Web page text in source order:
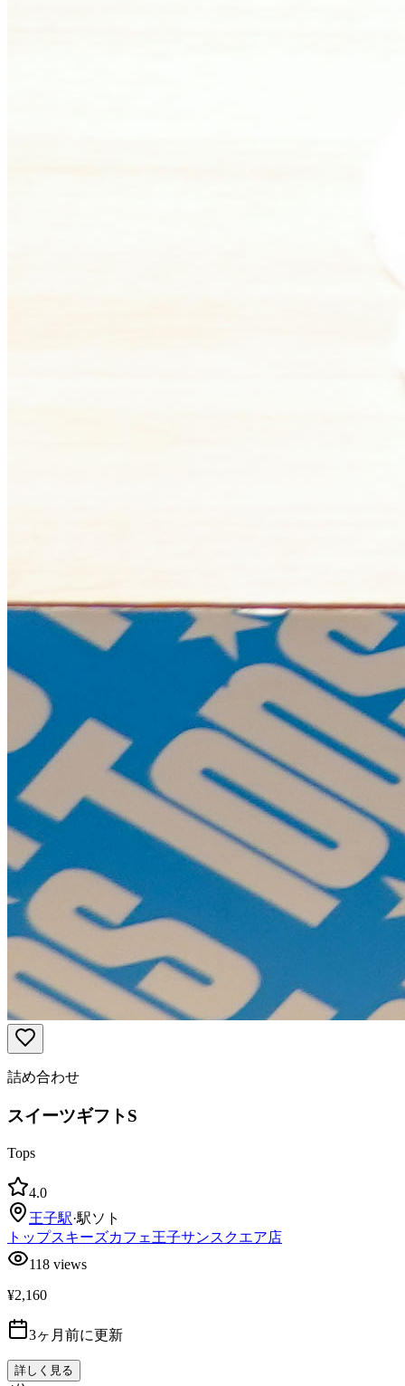
詰め合わせ
スイーツギフトS
Tops
4.0
王子駅·駅ソト
トップスキーズカフェ王子サンスクエア店
118 views
¥2,160
3ヶ月前に更新
詳しく見る